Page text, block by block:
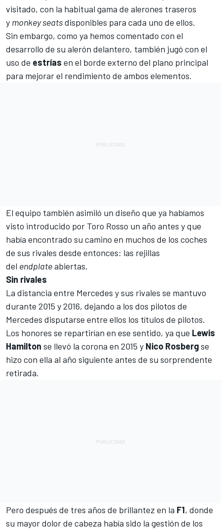
visitado, con la habitual gama de alerones traseros
y monkey seatsdisponibles para cada uno de ellos.
Sin embargo, como ya hemos comentado con el
desarrollo de su alerón delantero, también jugó con el
uso de estrías en el borde externo del plano principal
para mejorar el rendimiento de ambos elementos.
El equipo también asimiló un diseño que ya habíamos
visto introducido por Toro Rosso un año antes y que
había encontrado su camino en muchos de los coches
de sus rivales desde entonces: las rejillas
del endplateabiertas.
Sin rivales
La distancia entre Mercedes y sus rivales se mantuvo
durante 2015 y 2016, dejando a los dos pilotos de
Mercedes disputarse entre ellos los títulos de pilotos.
Los honores se repartirían en ese sentido, ya que Lewis
Hamilton se llevó la corona en 2015 y Nico Rosbergse
hizo con ella al año siguiente antes de su sorprendente
retirada.
Pero después de tres años de brillantez en la F1, donde
su mayor dolor de cabeza había sido la gestión de los